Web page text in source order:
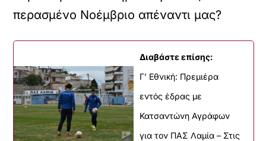
περασμένο Νοέμβριο απέναντι μας?
Διαβάστε επίσης:
Γ’ Εθνική: Πρεμιέρα
εντός έδρας με
Κατσαντώνη Αγράφων
για τον ΠΑΣ Λαμία – Στις